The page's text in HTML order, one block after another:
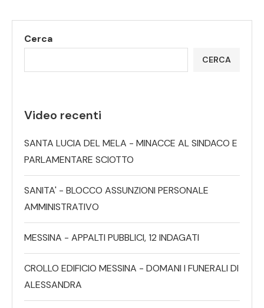
Cerca
CERCA
Video recenti
SANTA LUCIA DEL MELA - MINACCE AL SINDACO E
PARLAMENTARE SCIOTTO
SANITA' - BLOCCO ASSUNZIONI PERSONALE
AMMINISTRATIVO
MESSINA - APPALTI PUBBLICI, 12 INDAGATI
CROLLO EDIFICIO MESSINA - DOMANI I FUNERALI DI
ALESSANDRA